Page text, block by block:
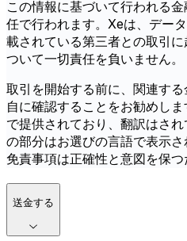
この情報に基づいて行われる
任で行われます。Xeは、デー
載されている第三者との取引
ついて一切責任を負いません。
取引を開始する前に、関連す
自に確認することをお勧めし
で提供されており、翻訳はさ
の部分はお選びの言語で表示
免責事項は正確性と意図を保つ
送金する